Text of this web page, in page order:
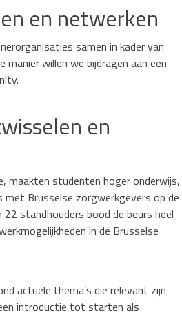
en netwerken
samen in kader van
willen we bijdragen aan een
en
maakten studenten hoger onderwijs,
met Brusselse zorgwerkgevers op de
standhouders bood de beurs heel
in de Brusselse
actuele thema’s die relevant zijn
introductie tot starten als